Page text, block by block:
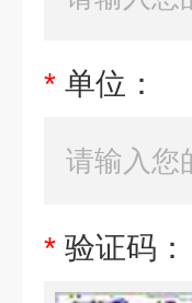
* 单位：
* 验证码：